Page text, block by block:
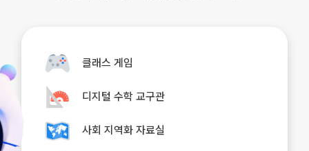
클래스 게임
디지털 수학 교구관
사회 지역화 자료실